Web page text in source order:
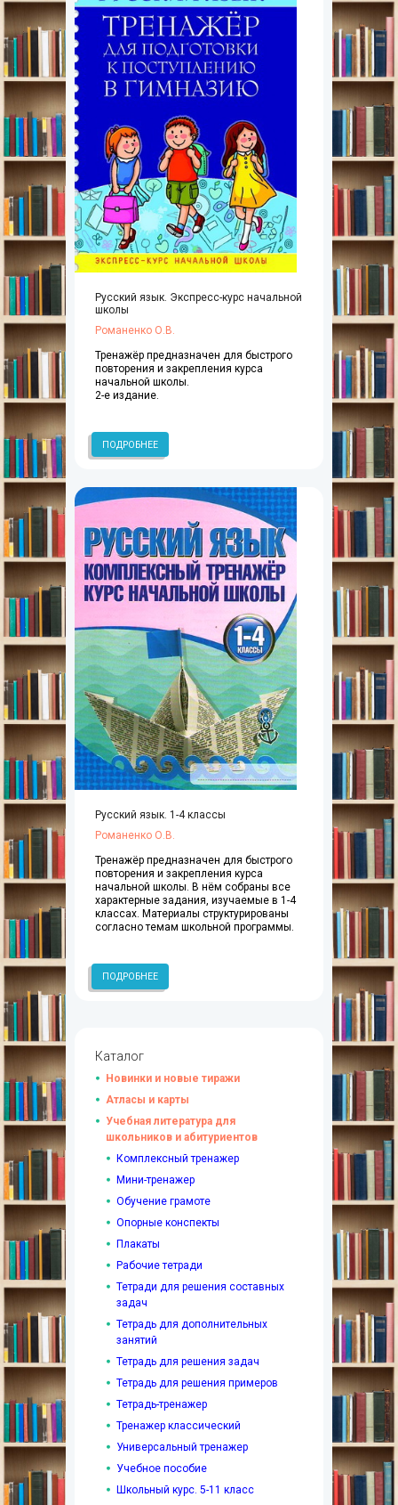
Русский язык. Экспресс-курс начальной
школы
Романенко О.В.
Тренажёр предназначен для быстрого
повторения и закрепления курса
начальной школы.
2-е издание.
ПОДРОБНЕЕ
Русский язык. 1-4 классы
Романенко О.В.
Тренажёр предназначен для быстрого
повторения и закрепления курса
начальной школы. В нём собраны все
характерные задания, изучаемые в 1-4
классах. Материалы структурированы
согласно темам школьной программы.
ПОДРОБНЕЕ
Каталог
Новинки и новые тиражи
Атласы и карты
Учебная литература для
школьников и абитуриентов
Комплексный тренажер
Мини-тренажер
Обучение грамоте
Опорные конспекты
Плакаты
Рабочие тетради
Тетради для решения составных
задач
Тетрадь для дополнительных
занятий
Тетрадь для решения задач
Тетрадь для решения примеров
Тетрадь-тренажер
Тренажер классический
Универсальный тренажер
Учебное пособие
Школьный курс. 5-11 класс